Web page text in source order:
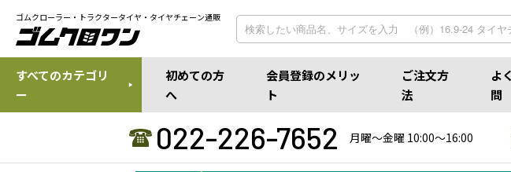
ゴムクローラー・トラクタータイヤ・タイヤチェーン通販
すべてのカテゴリ
ー
初めての方
へ
会員登録のメリッ
ト
ご注文方
法
よ
問
022-226-7652 月曜〜金曜 10:00〜16:00